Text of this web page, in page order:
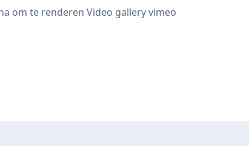
om te renderen Video gallery vimeo